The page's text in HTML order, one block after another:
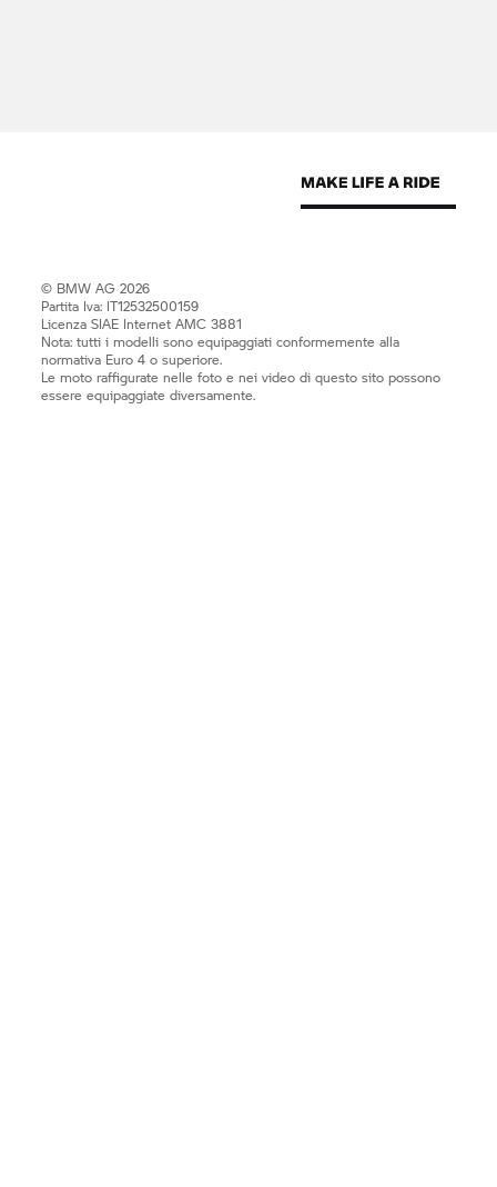
© BMW AG 2026
Partita Iva: IT12532500159
Licenza SIAE Internet AMC 3881
Nota: tutti i modelli sono equipaggiati conformemente alla
normativa Euro 4 o superiore.
Le moto raffigurate nelle foto e nei video di questo sito possono
essere equipaggiate diversamente.